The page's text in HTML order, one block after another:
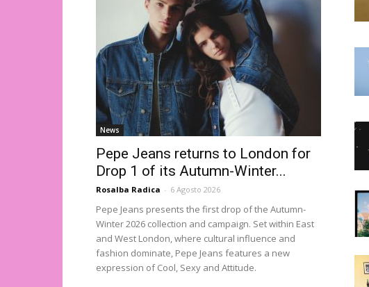
News
Pepe Jeans returns to London for
Drop 1 of its Autumn-Winter...
Rosalba Radica - 6 Agosto 2026
Pepe Jeans presents the first drop of the Autumn-
Winter 2026 collection and campaign. Set within East
and West London, where cultural influence and
fashion dominate, Pepe Jeans features a new
expression of Cool, Sexy and Attitude.